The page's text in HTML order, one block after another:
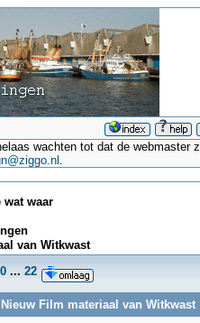
wachten tot dat de
.
wat waar
van Witkwast
... 22
Film materiaal van Witkwast